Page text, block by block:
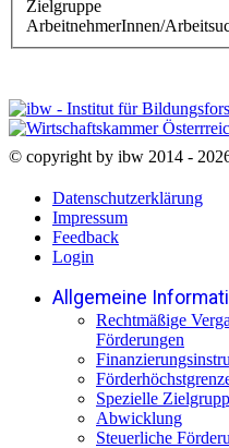
Zielgruppe
ArbeitnehmerInnen/
© copyright by ibw 2014 -
Datenschutzerklärung
Impressum
Feedback
Login
Allgemeine
Rechtmäßige
Förderungen
Spezielle
Abwicklung
Steuerliche